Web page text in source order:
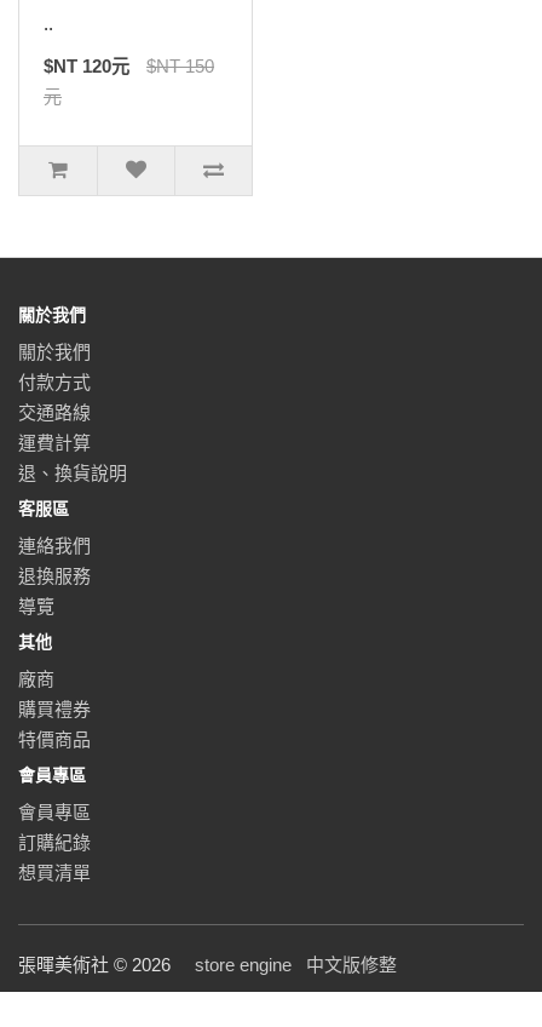
..
$NT 120元
$NT 150
元
關於我們
關於我們
付款方式
交通路線
運費計算
退、換貨說明
客服區
連絡我們
退換服務
導覽
其他
廠商
購買禮券
特價商品
會員專區
會員專區
訂購紀錄
想買清單
張暉美術社 © 2026 store engine 中文版修整